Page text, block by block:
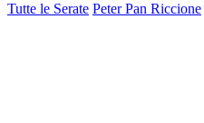
Tutte le Serate Peter Pan Riccione